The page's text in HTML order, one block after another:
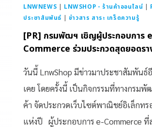
LNWNEWS | LNWSHOP - ร้านค้าออนไลน์ |
ประชาสัมพันธ์ | ข่าวสาร สาระ เกร็ดความรู้
[PR] กรมพัฒฯ เชิญผู้ประกอบการ
Commerce ร่วมประกวดสุดยอดร
วันนี้ LnwShop มีข่าวมาประชาสัมพันธ์
เคย โดยครั้งนี้ เป็นกิจกรรมที่ทางกรมพั
ค้า จัดประกวดเว็บไซต์พาณิชย์อิเล็กท
แห่งปี ผู้ประกอบการ e-Commerce ที่